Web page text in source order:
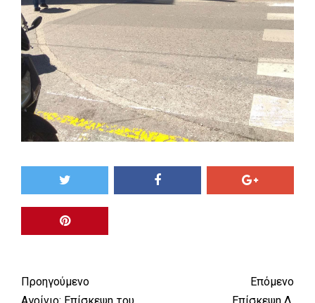
Προηγούμενο
Επόμενο